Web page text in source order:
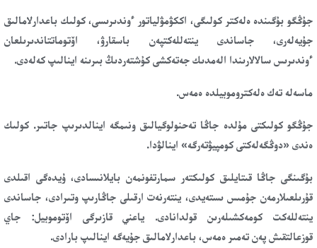
جۇڭگو بۇگىندە ەلەكتر كولىگى، اككۋمۋلياتور ءوندىرىسى، كولىك باعدارلامالىق
جۇيەلەرى، جاساندى ينتەللەكتپەن باسقارۋ، اۆتوماتتاندىرىلعان
ءوندىرىس سالالارىندا الەمدىك جەتەكشى كۇشتەردىڭ بىرىنە اينالىپ كەلەدى.
ماسەلە تەك ەلەكتروموبيلدە ەمەس.
جۇڭگو كولىكتى مۇلدە جاڭا تەحنولوگيالىق ونىمگە اينالدىرىپ جاتىر. كولىك
ەندى «دوڭگەلەكتى كومپيۋتەرگە» اينالۋدا.
بۇگىنگى جاڭا قىتايلىق كولىكتەر سمارتفونمەن بايلانىسادى، ۇيدەگى اقىلدى
قۇرىلعىلارمەن جۇمىس ىستەيدى، ينتەرنەت ارقىلى جاڭارىپ وتىرادى، جاساندى
ينتەللەكت كومەكشىلەرىن قولدانادى. ياعني قازىرگى اۆتوموبيل: جاي
قوزعالتقىش پەن تەمىر ەمەس، باعدارلامالىق جۇيەگە اينالىپ بارادى.